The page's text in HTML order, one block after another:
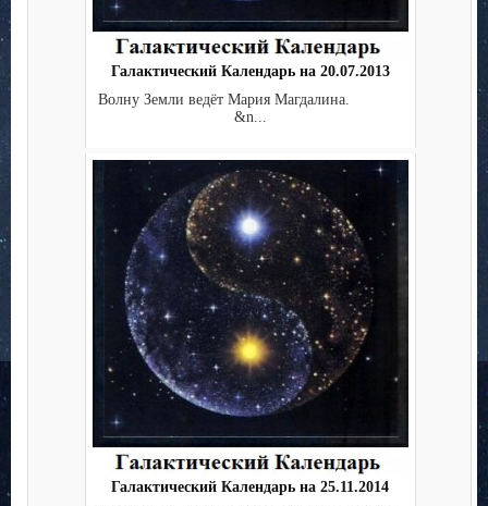
Галактический Календарь на 20.07.2013
Волну Земли ведёт Мария Магдалина.
&n...
Галактический Календарь на 25.11.2014